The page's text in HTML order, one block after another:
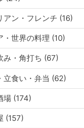
アン・フレンチ (16)
・世界の料理 (10)
み・角打ち (67)
立食い・弁当 (62)
場(174)
(157)